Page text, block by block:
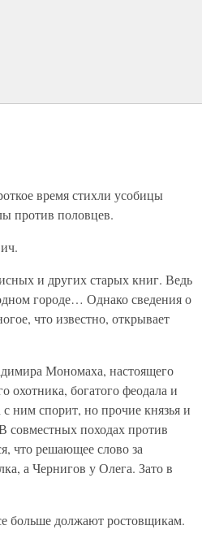
время стихли усобицы
против половцев.
и других старых книг. Ведь
городе… Однако сведения о
что известно, открывает
Мономаха, настоящего
охотника, богатого феодала и
ним спорит, но прочие князья и
походах против
что решающее слово за
а Чернигов у Олега. Зато в
больше должают ростовщикам.